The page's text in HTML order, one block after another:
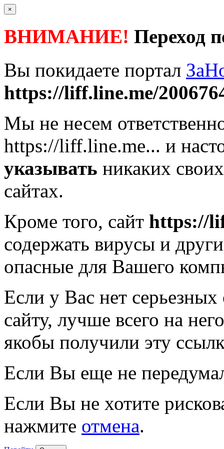
×
ВНИМАНИЕ! Переход
Вы покидаете портал
https://liff.line.me/
Мы не несем
https://liff.line.me... и
указывать никаких
сайтах.
Кроме того, сайт https://
содержать вирусы и
опасные для Вашего
Если у Вас нет
сайту, лучше всего на
якобы получили эту
Если Вы еще не
Если Вы не хотите
нажмите отмена.